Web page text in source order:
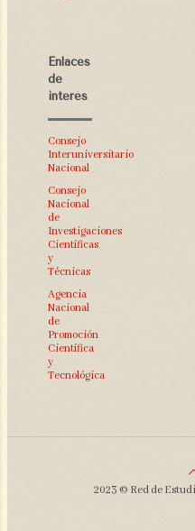
Enlaces
de
interés
Consejo
Interuniversitario
Nacional
Consejo
Nacional
de
Investigaciones
Científicas
y
Técnicas
Agencia
Nacional
de
Promoción
Científica
y
Tecnológica
2023 © Red de